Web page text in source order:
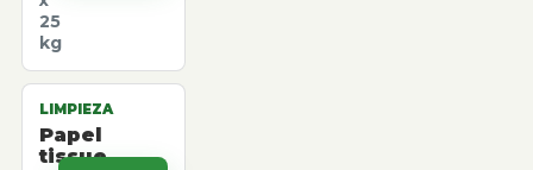
25
kg
LIMPIEZA
Papel
tissue